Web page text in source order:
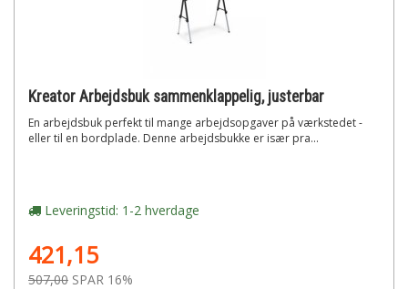
Kreator Arbejdsbuk sammenklappelig, justerbar
En arbejdsbuk perfekt til mange arbejdsopgaver på værkstedet -
eller til en bordplade. Denne arbejdsbukke er især pra...
Leveringstid: 1-2 hverdage
421,15
507,00 SPAR 16%